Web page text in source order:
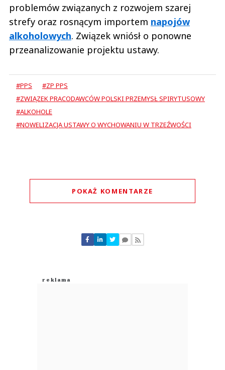
problemów związanych z rozwojem szarej
strefy oraz rosnącym importem napojów
alkoholowych. Związek wniósł o ponowne
przeanalizowanie projektu ustawy.
#PPS
#ZP PPS
#ZWIĄZEK PRACODAWCÓW POLSKI PRZEMYSŁ SPIRYTUSOWY
#ALKOHOLE
#NOWELIZACJA USTAWY O WYCHOWANIU W TRZEŹWOŚCI
POKAŻ KOMENTARZE
Nie znaleziono komentarzy
Zostaw swoje komentarze